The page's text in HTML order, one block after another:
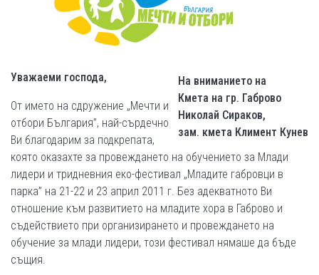
На вниманието на
Кмета на гр. Габрово
Николай Сираков,
зам. кмета Климент Кунев
Уважаеми господа,
От името на сдружение „Мечти и
отбори България”, най-сърдечно
Ви благодарим за подкрепата,
която оказахте за провеждането на обучението за Млади
лидери и тридневния еко-фестивал „Младите габровци в
парка” на 21-22 и 23 април 2011 г. Без адекватното Ви
отношение към развитието на младите хора в Габрово и
съдействието при организирането и провеждането на
обучение за млади лидери, този фестивал нямаше да бъде
същия.